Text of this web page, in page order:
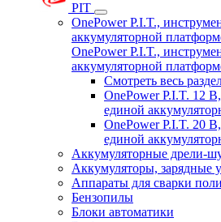
PIT
OnePower P.I.T.,
аккумуляторной
OnePower P.I.T.,
аккумуляторной
Смотреть весь
OnePower P.I.T. 12
единой
OnePower P.I.T. 20
единой
Аккумуляторные дрели-
Аккумуляторы, зарядные
Аппараты для сварки
Бензопилы
Блоки автоматики